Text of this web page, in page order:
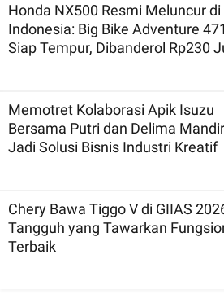
Honda NX500 Resmi Meluncur di
Indonesia: Big Bike Adventure
Siap Tempur, Dibanderol Rp230
Memotret Kolaborasi Apik Isuzu
Bersama Putri dan Delima
Jadi Solusi Bisnis Industri Kreatif
Chery Bawa Tiggo V di GIIAS
Tangguh yang Tawarkan
Terbaik